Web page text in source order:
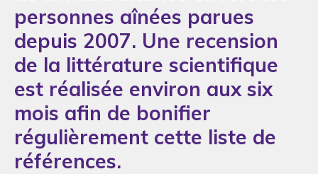
personnes aînées parues
depuis 2007. Une recension
de la littérature scientifique
est réalisée environ aux six
mois afin de bonifier
régulièrement cette liste de
références.